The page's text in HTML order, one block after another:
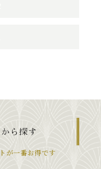
ら探す
が一番お得です